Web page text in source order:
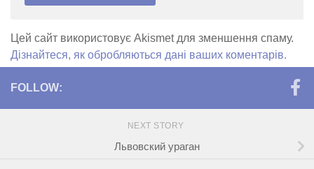
Цей сайт використовує Akismet для зменшення спаму.
Дізнайтеся, як обробляються дані ваших коментарів.
FOLLOW:
NEXT STORY
Львовский ураган